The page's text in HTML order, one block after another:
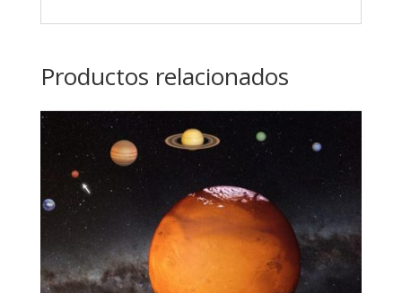
Productos relacionados